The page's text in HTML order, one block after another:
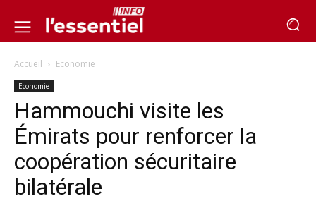
Accueil Economie
Economie
Hammouchi visite les
Émirats pour renforcer la
coopération sécuritaire
bilatérale